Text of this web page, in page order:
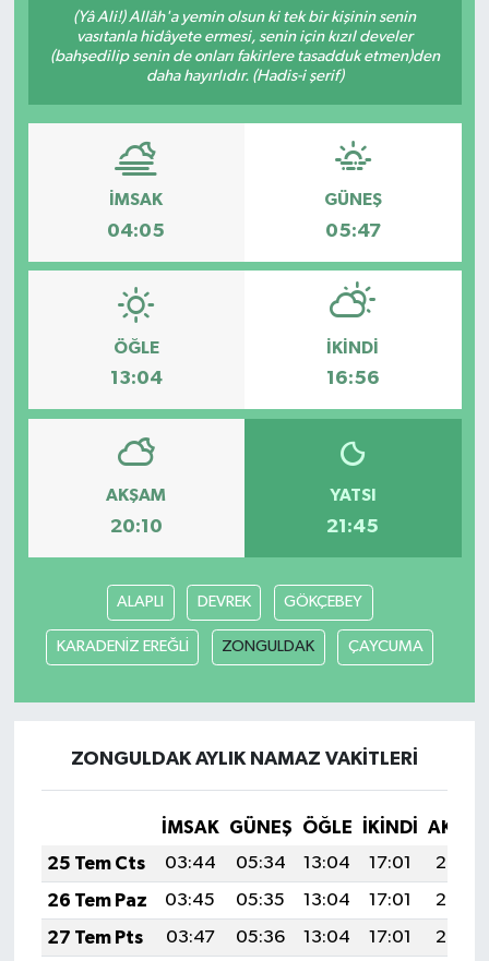
(Yâ Ali!) Allâh'a yemin olsun ki tek bir kişinin senin
vasıtanla hidâyete ermesi, senin için kızıl develer
(bahşedilip senin de onları fakirlere tasadduk etmen)den
daha hayırlıdır. (Hadis-i şerif)
İMSAK
04:05
GÜNEŞ
05:47
ÖĞLE
13:04
İKINDI
16:56
AKŞAM
20:10
YATSI
21:45
ALAPLI DEVREK GÖKÇEBEY
KARADENİZ EREĞLİ ZONGULDAK ÇAYCUMA
ZONGULDAK AYLIK NAMAZ VAKITLERI
İMSAK GÜNEŞ ÖĞLE İKINDI
25 Tem Cts
03:44 05:34 13:04 17:01
20:25
26 Tem Paz
03:45 05:35 13:04 17:01
20:24
27 Tem Pts
03:47 05:36 13:04 17:01
20:23
Resmi İlanlar